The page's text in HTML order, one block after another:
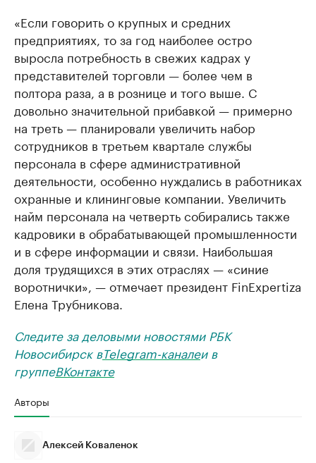
«Если говорить о крупных и средних
предприятиях, то за год наиболее остро
выросла потребность в свежих кадрах у
представителей торговли — более чем в
полтора раза, а в рознице и того выше. С
довольно значительной прибавкой — примерно
на треть — планировали увеличить набор
сотрудников в третьем квартале службы
персонала в сфере административной
деятельности, особенно нуждались в работниках
охранные и клининговые компании. Увеличить
найм персонала на четверть собирались также
кадровики в обрабатывающей промышленности
и в сфере информации и связи. Наибольшая
доля трудящихся в этих отраслях — «синие
воротнички», — отмечает президент FinExpertiza
Елена Трубникова.
Следите за деловыми новостями РБК
Новосибирск вTelegram-каналеи в
группеВКонтакте
Авторы
Алексей Коваленок